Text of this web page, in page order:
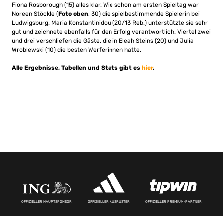
Fiona Rosborough (15) alles klar. Wie schon am ersten Spieltag war
Noreen Stöckle (Foto oben, 30) die spielbestimmende Spielerin bei
Ludwigsburg. Maria Konstantinidou (20/13 Reb.) unterstützte sie sehr
gut und zeichnete ebenfalls für den Erfolg verantwortlich. Viertel zwei
und drei verschliefen die Gäste, die in Eleah Steins (20) und Julia
Wroblewski (10) die besten Werferinnen hatte.
Alle Ergebnisse, Tabellen und Stats gibt es hier.
OFFIZIELLER HAUPTSPONSOR OFFIZIELLER AUSRÜSTER OFFIZIELLER PREMIUM-PARTNER